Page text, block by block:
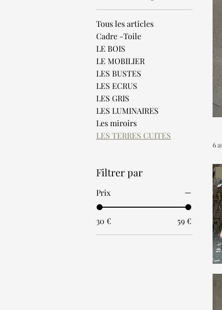
Tous les articles
Cadre -Toile
LE BOIS
LE MOBILIER
LES BUSTES
LES ECRUS
LES GRIS
LES LUMINAIRES
Les miroirs
LES TERRES CUITES
Filtrer par
Prix
30 € 59 €
6